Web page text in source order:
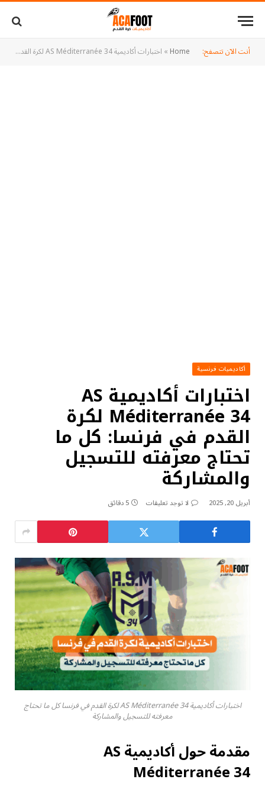
أنت الآن تتصفح: Home
» اختبارات أكاديمية AS Méditerranée 34 لكرة القدم في فرنسا: كل ما تحتاج معرفته للتسجيل والمشاركة
أكاديميات فرنسية
اختبارات أكاديمية AS
Méditerranée 34 لكرة
القدم في فرنسا: كل ما
تحتاج معرفته للتسجيل
والمشاركة
أبريل 20, 2025 لا توجد تعليقات 5 دقائق
اختبارات أكاديمية AS Méditerranée 34 لكرة القدم في فرنسا كل ما تحتاج
معرفته للتسجيل والمشاركة
مقدمة حول أكاديمية AS
Méditerranée 34